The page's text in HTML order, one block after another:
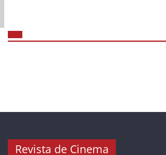
Revista de Cinema